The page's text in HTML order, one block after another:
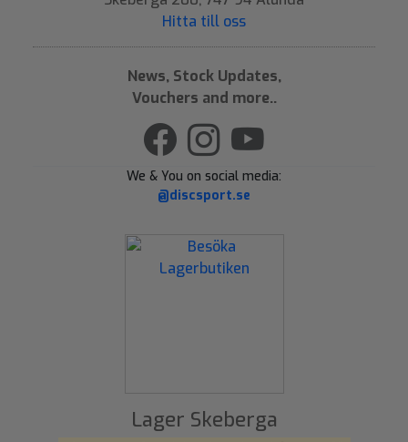
Hitta till oss
News, Stock Updates,
Vouchers and more..
We & You on social media:
@discsport.se
Lager Skeberga